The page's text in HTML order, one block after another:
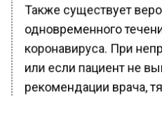
Также существует
одновременного
коронавируса. При
или если пациент не
рекомендации врача,